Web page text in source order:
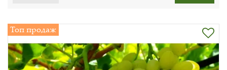
Топ продаж